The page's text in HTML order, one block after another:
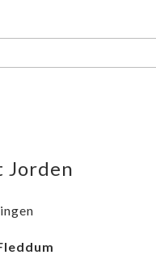
Jorden